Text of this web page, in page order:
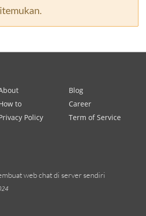
Blog
to
Career
Policy
Term of Service
web chat di server sendiri